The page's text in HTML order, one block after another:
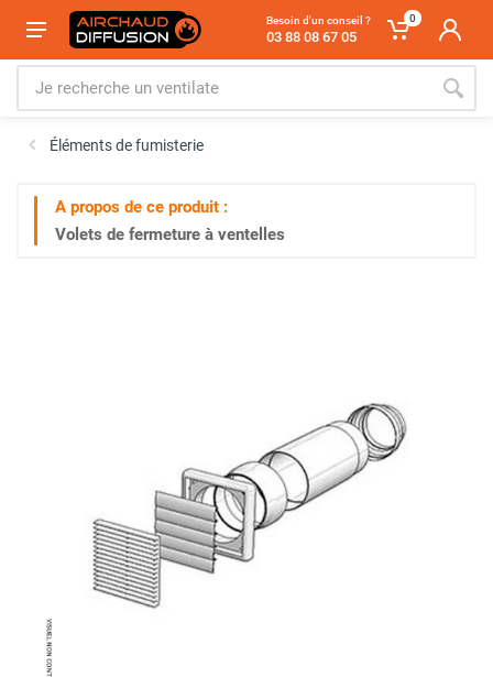
Besoin d'un conseil ?
03 88 08 67 05
0
Éléments de fumisterie
A propos de ce produit :
Volets de fermeture à ventelles